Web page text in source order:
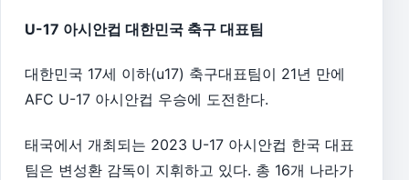
U-17 아시안컵 대한민국 축구 대표팀
대한민국 17세 이하(u17) 축구대표팀이 21년 만에
AFC U-17 아시안컵 우승에 도전한다.
태국에서 개최되는 2023 U-17 아시안컵 한국 대표
팀은 변성환 감독이 지휘하고 있다. 총 16개 나라가